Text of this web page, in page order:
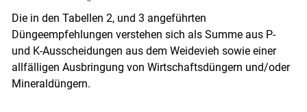
Die in den Tabellen 2, und 3 angeführten
Düngeempfehlungen verstehen sich als Summe aus P-
und K-Ausscheidungen aus dem Weidevieh sowie einer
allfälligen Ausbringung von Wirtschaftsdüngern und/oder
Mineraldüngern.